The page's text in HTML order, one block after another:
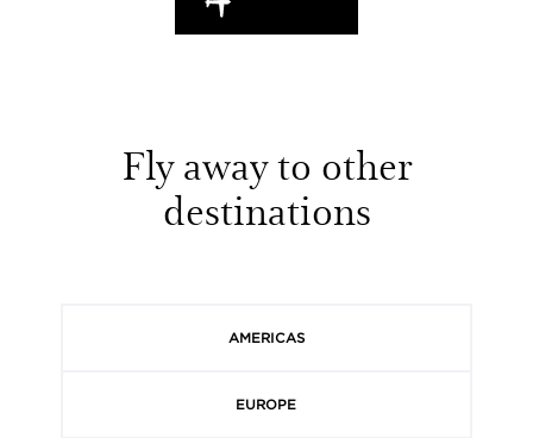
Fly away to other
destinations
AMERICAS
EUROPE